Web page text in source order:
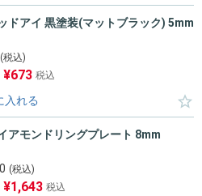
ドアイ 黒塗装(マットブラック) 5mm
(税込)
¥673 税込
入れる
アモンドリングプレート 8mm
(税込)
¥1,643 税込